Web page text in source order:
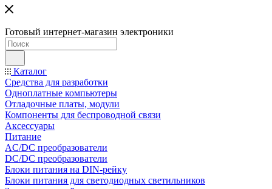
Готовый интернет-магазин электроники
Каталог
Средства для разработки
Одноплатные компьютеры
Отладочные платы, модули
Компоненты для беспроводной связи
Аксессуары
Питание
AC/DC преобразователи
DC/DC преобразователи
Блоки питания на DIN-рейку
Блоки питания для светодиодных светильников